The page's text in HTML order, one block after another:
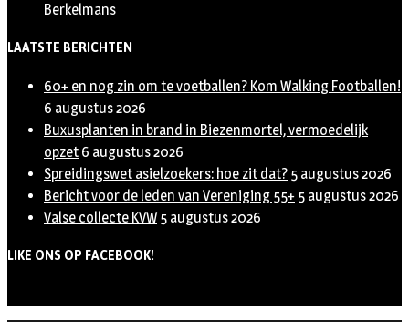
Berkelmans
LAATSTE BERICHTEN
60+ en nog zin om te voetballen? Kom Walking Footballen!
6 augustus 2026
Buxusplanten in brand in Biezenmortel, vermoedelijk
opzet 6 augustus 2026
Spreidingswet asielzoekers: hoe zit dat? 5 augustus 2026
Bericht voor de leden van Vereniging 55+ 5 augustus 2026
Valse collecte KVW 5 augustus 2026
LIKE ONS OP FACEBOOK!